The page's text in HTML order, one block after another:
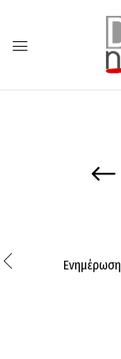
Ενημέρωση